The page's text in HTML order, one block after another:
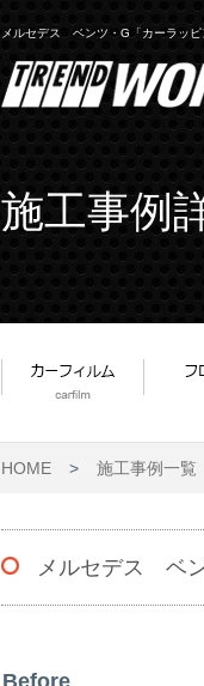
メルセデス ベンツ・G「カーラッピ
施工事例
HOME > 施工事例一覧
メルセデス ベン
Before